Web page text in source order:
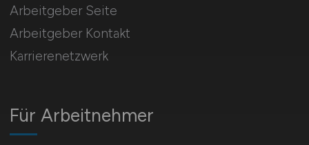
Für Arbeitnehmer
Arbeitgeber Seite
Arbeitgeber Kontakt
Karrierenetzwerk